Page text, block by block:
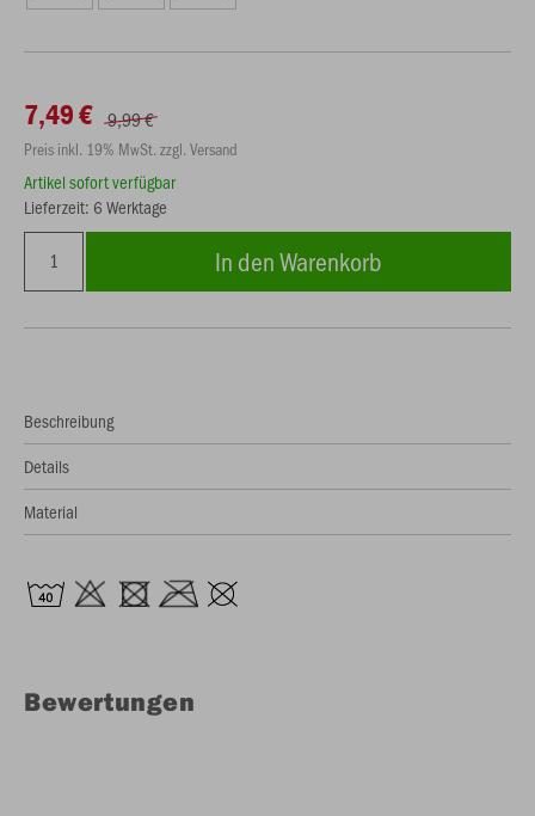
7,49 € 9,99 €
Preis inkl. 19% MwSt. zzgl. Versand
Artikel sofort verfügbar
Lieferzeit: 6 Werktage
In den Warenkorb
Beschreibung
Details
Material
Bewertungen